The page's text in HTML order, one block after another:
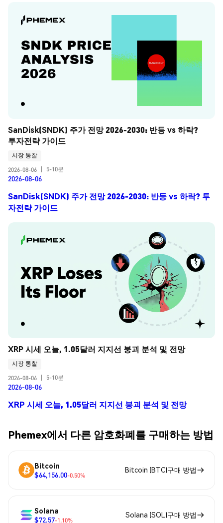
SanDisk(SNDK) 주가 전망 2026-2030: 반등 vs 하락?
투자전략 가이드
시장 통찰
2026-08-06
5-10분
2026-08-06
SanDisk(SNDK) 주가 전망 2026-2030: 반등 vs 하락? 투
자전략 가이드
XRP 시세 오늘, 1.05달러 지지선 붕괴 분석 및 전망
시장 통찰
2026-08-06
5-10분
2026-08-06
XRP 시세 오늘, 1.05달러 지지선 붕괴 분석 및 전망
Phemex에서 다른 암호화폐를 구매하는 방법
Bitcoin
$64,156.00-0.50%
Bitcoin (BTC)구매 방법
Solana
$72.57-1.10%
Solana (SOL)구매 방법